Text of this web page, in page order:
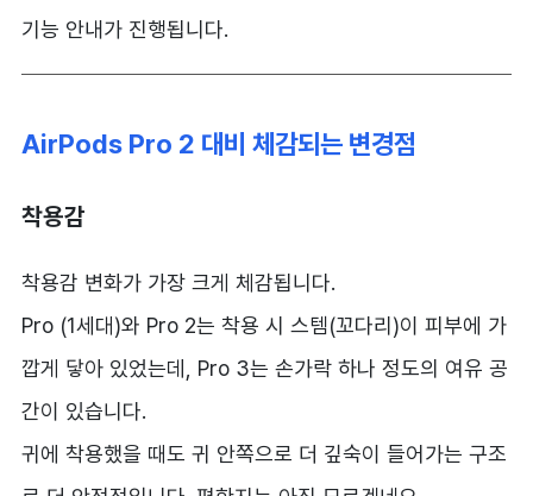
기능 안내가 진행됩니다.
AirPods Pro 2 대비 체감되는 변경점
착용감
착용감 변화가 가장 크게 체감됩니다.
Pro (1세대)와 Pro 2는 착용 시 스템(꼬다리)이 피부에 가
깝게 닿아 있었는데, Pro 3는 손가락 하나 정도의 여유 공
간이 있습니다.
귀에 착용했을 때도 귀 안쪽으로 더 깊숙이 들어가는 구조